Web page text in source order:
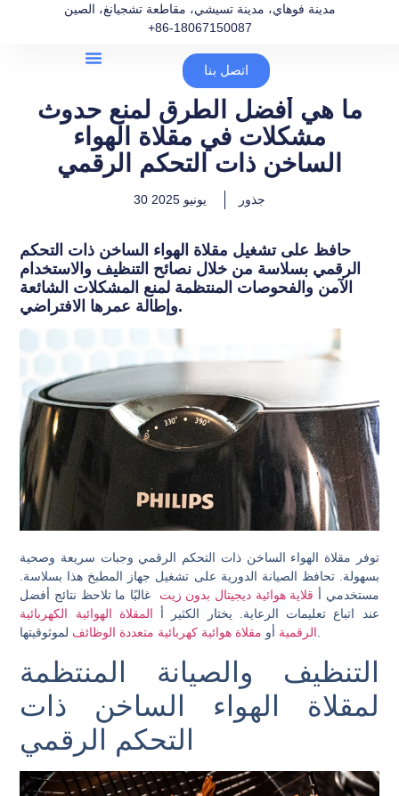
مدينة فوهاي، مدينة تسيشي، مقاطعة تشجيانغ، الصين
+86-18067150087
اتصل بنا
ما هي أفضل الطرق لمنع حدوث
مشكلات في مقلاة الهواء
الساخن ذات التحكم الرقمي
جذور
حافظ على تشغيل مقلاة الهواء الساخن ذات التحكم
الرقمي بسلاسة من خلال نصائح التنظيف والاستخدام
الآمن والفحوصات المنتظمة لمنع المشكلات الشائعة
وإطالة عمرها الافتراضي.
توفر مقلاة الهواء الساخن ذات التحكم الرقمي وجبات سريعة وصحية
بسهولة. تحافظ الصيانة الدورية على تشغيل جهاز المطبخ هذا بسلاسة.
مستخدمي أ قلاية هوائية ديجيتال بدون زيت
غالبًا ما تلاحظ نتائج أفضل
عند اتباع تعليمات الرعاية. يختار الكثير أ المقلاة الهوائية الكهربائية
الرقمية أو مقلاة هوائية كهربائية متعددة الوظائف لموثوقيتها.
التنظيف والصيانة المنتظمة
لمقلاة الهواء الساخن ذات
التحكم الرقمي